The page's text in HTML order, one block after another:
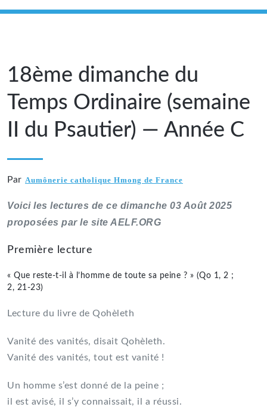
18ème dimanche du
Temps Ordinaire (semaine
II du Psautier) — Année C
Par Aumônerie catholique Hmong de France
Voici les lectures de ce dimanche 03 Août2025
proposées par le site AELF.ORG
Première lecture
« Que reste-t-il à l’homme de toute sa peine ? » (Qo 1, 2 ;
2, 21-23)
Lecture du livre de Qohèleth
Vanité des vanités, disait Qohèleth.
Vanité des vanités, tout est vanité !
Un homme s’est donné de la peine ;
il est avisé, il s’y connaissait, il a réussi.